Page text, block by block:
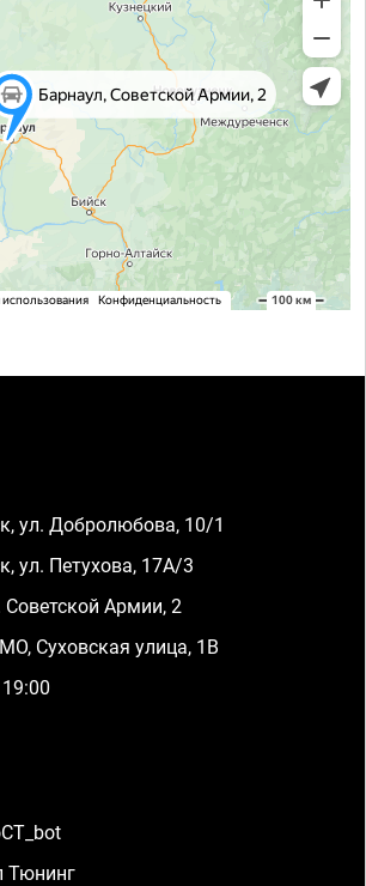
ул. Добролюбова, 10/1
ул. Петухова, 17А/3
Советской Армии, 2
Суховская улица, 1В
Тюнинг